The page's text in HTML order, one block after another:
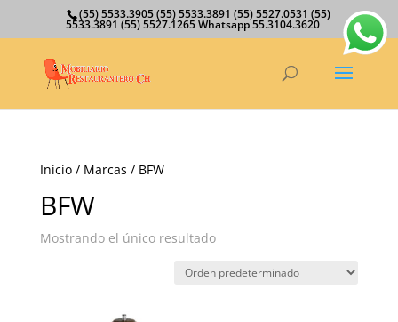
(55) 5533.3905 (55) 5533.3891 (55) 5527.0531 (55)
5533.3891 (55) 5527.1265 Whatsapp 55.3104.3620
Inicio/ Marcas / BFW
BFW
Mostrando el único resultado